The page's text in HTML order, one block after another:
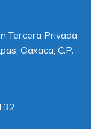
Tercera Privada
Oaxaca, C.P.